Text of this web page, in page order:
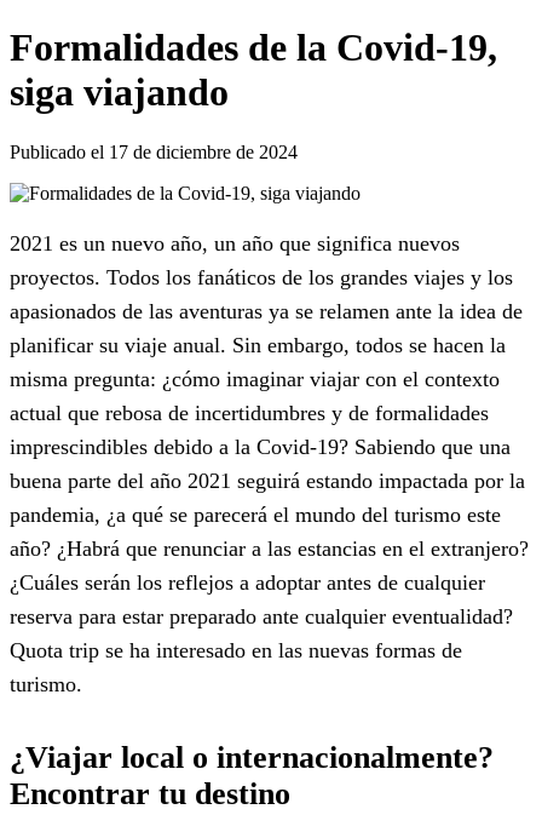
Formalidades de la Covid-19,
siga viajando
Publicado el 17 de diciembre de 2024
2021 es un nuevo año, un año que significa nuevos
proyectos. Todos los fanáticos de los grandes viajes y los
apasionados de las aventuras ya se relamen ante la idea de
planificar su viaje anual. Sin embargo, todos se hacen la
misma pregunta: ¿cómo imaginar viajar con el contexto
actual que rebosa de incertidumbres y de formalidades
imprescindibles debido a la Covid-19? Sabiendo que una
buena parte del año 2021 seguirá estando impactada por la
pandemia, ¿a qué se parecerá el mundo del turismo este
año? ¿Habrá que renunciar a las estancias en el extranjero?
¿Cuáles serán los reflejos a adoptar antes de cualquier
reserva para estar preparado ante cualquier eventualidad?
Quota trip se ha interesado en las nuevas formas de
turismo.
¿Viajar local o internacionalmente?
Encontrar tu destino